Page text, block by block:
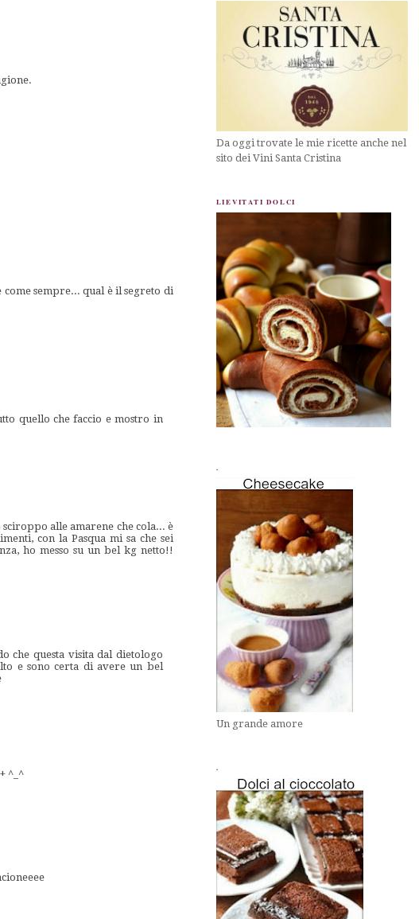
sempre... qual è il segreto di
quello che faccio e mostro in
alle amarene che cola... è
con la Pasqua mi sa che sei
ho messo su un bel kg netto!!
che questa visita dal dietologo
e sono certa di avere un bel
^_^
Da oggi trovate le mie ricette anche nel
sito dei Vini Santa Cristina
LIEVITATI DOLCI
.
Un grande amore
.